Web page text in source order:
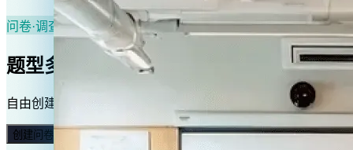
问卷·调查
题型多样，洞悉客户心声
自由创建，题型多样，多渠道发布，多终端管理，数据结果
创建问卷表单